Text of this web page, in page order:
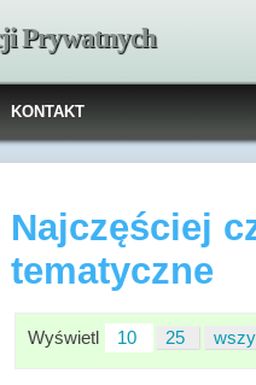
Prywatnych
KONTAKT
Najczęściej
tematyczne
Wyświetl 10 25